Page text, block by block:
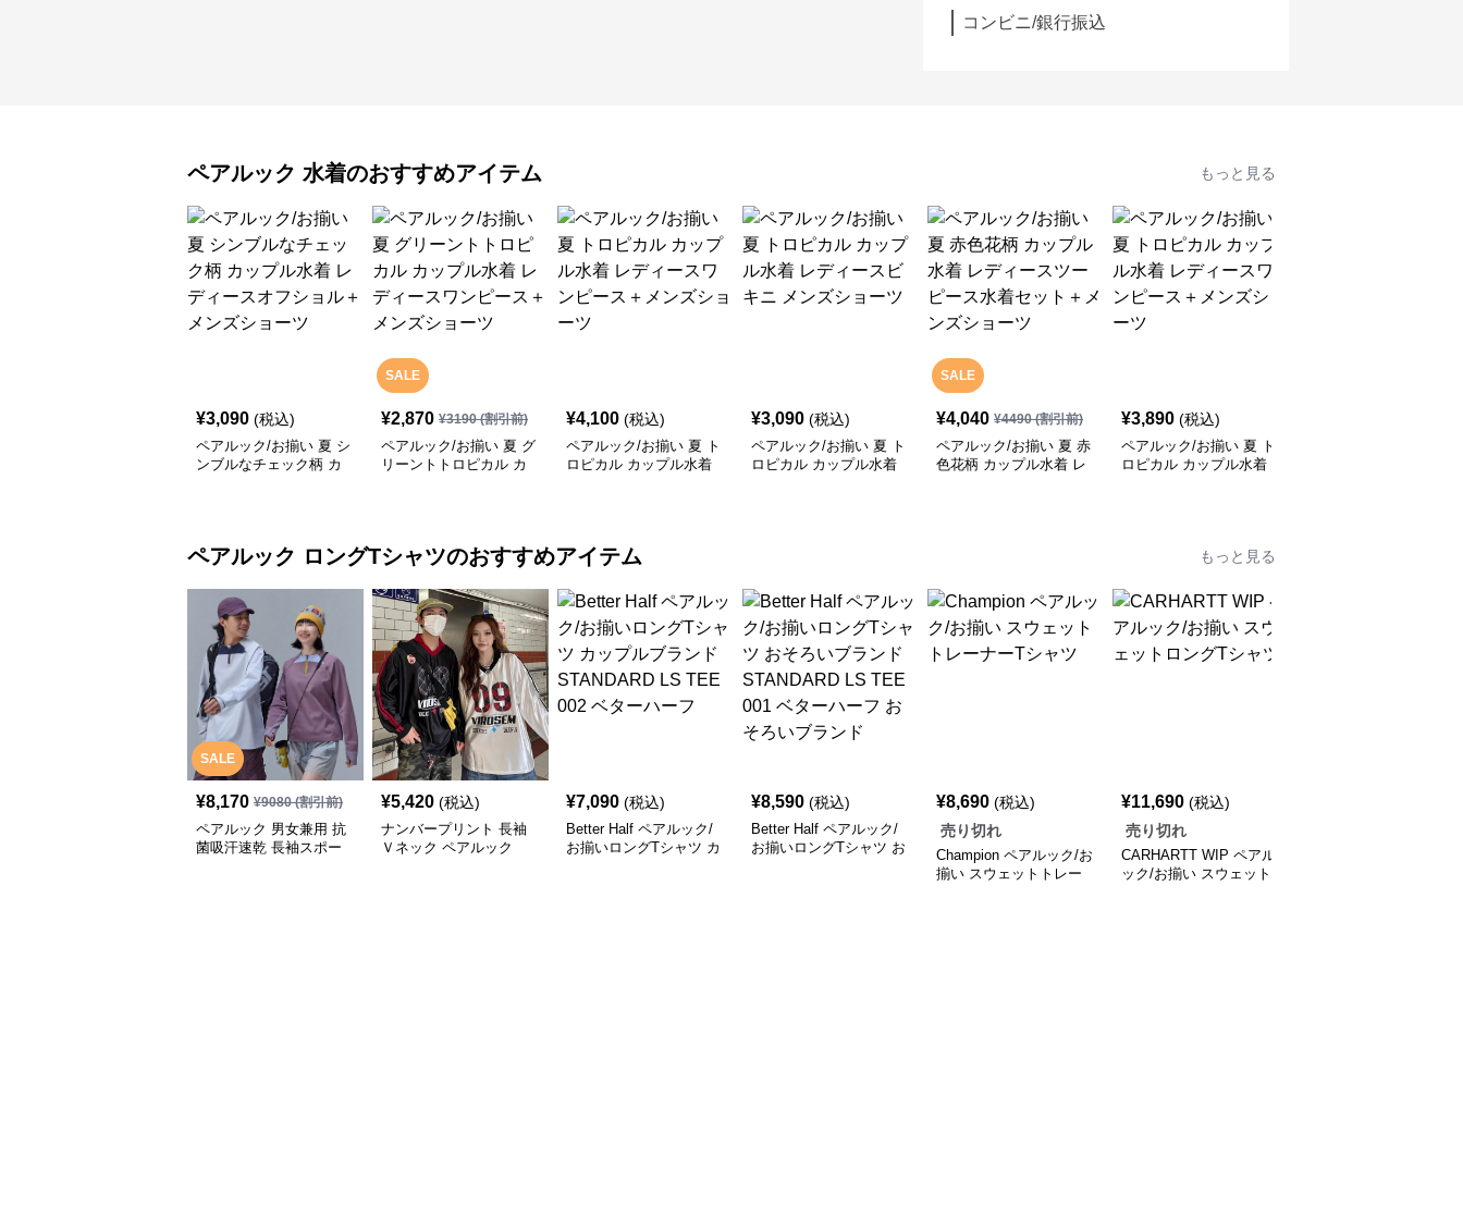
コンビニ/銀行振込
ペアルック 水着のおすすめアイテム もっと見る
¥3,090 (税込)
ペアルック/お揃い 夏 シ
ンブルなチェック柄 カ
SALE
¥2,870 ¥3190(割引前)
ペアルック/お揃い 夏 グ
リーントトロピカル カ
¥4,100 (税込)
ペアルック/お揃い 夏 ト
ロピカル カップル水着
¥3,090 (税込)
ペアルック/お揃い 夏 ト
ロピカル カップル水着
SALE
¥4,040 ¥4490(割引前)
ペアルック/お揃い 夏 赤
色花柄 カップル水着 レ
¥3,890 (税込)
ペアルック/お揃い 夏 ト
ロピカル カップル水着
ペアルック ロングTシャツのおすすめアイテム もっと見る
SALE
¥8,170 ¥9080(割引前)
ペアルック 男女兼用 抗
菌吸汗速乾 長袖スポー
¥5,420 (税込)
ナンバープリント 長袖
Ｖネック ペアルック
¥7,090 (税込)
Better Half ペアルック/
お揃いロングTシャツ カ
¥8,590 (税込)
Better Half ペアルック/
お揃いロングTシャツ お
¥8,690 (税込)
売り切れ
Champion ペアルック/お
揃い スウェットトレー
¥11,690 (税込)
売り切れ
CARHARTT WIP ペアル
ック/お揃い スウェット